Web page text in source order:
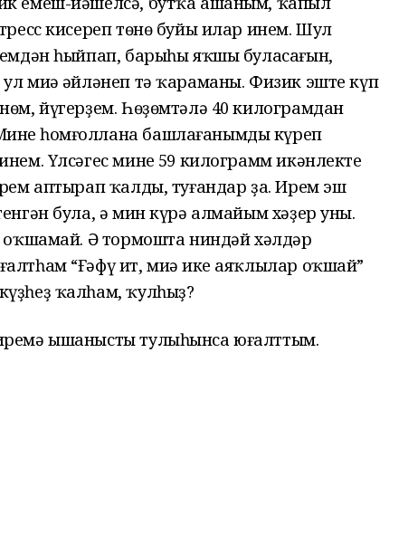
кисереп төнө буйы илар инем. Шул
һыйпап, барыһы яҡшы буласағын,
миңә әйләнеп тә ҡараманы. Физик эште күп
йүгерҙем. Һөҙөмтәлә 40 килограмдан
һомғоллана башлағанымды күреп
Үлсәгес минең 59 килограмм икәнлекте
аптырап ҡалды, туғандар ҙа. Ирем эш
була, ә мин күрә алмайым хәҙер уны.
оҡшамай. Ә тормошта ниндәй хәлдәр
“Ғәфү ит, миңә ике аяҡлылар оҡшай”
ҡалһам, ҡулһыҙ?
ышанысты тулыһынса юғалттым.